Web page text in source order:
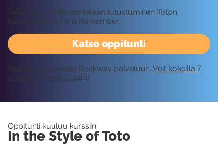
Katso oppitunti
Tällä oppitunnilla aloitetaan tutustuminen Toton
kappaleeseen I Will Remember.
Vaatii kirjautumisen Rockway palveluun. Voit kokeilla 7
päivää ilmaiseksi tästä!
Oppitunti kuuluu kurssiin
In the Style of Toto